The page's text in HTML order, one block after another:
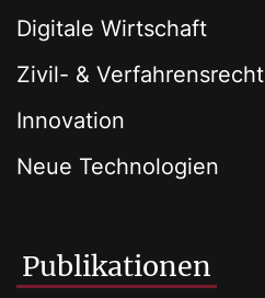
Digitale Wirtschaft
Zivil- & Verfahrensrecht
Innovation
Neue Technologien
Publikationen